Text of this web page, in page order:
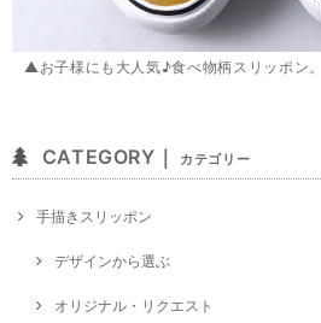
▲お子様にも大人気♪食べ物柄スリッポン。
CATEGORY｜ カテゴリー
手描きスリッポン
デザインから選ぶ
オリジナル・リクエスト